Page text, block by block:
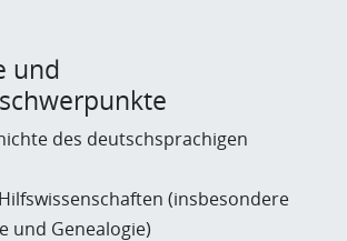
und
des deutschsprachigen
(insbesondere
und Genealogie)